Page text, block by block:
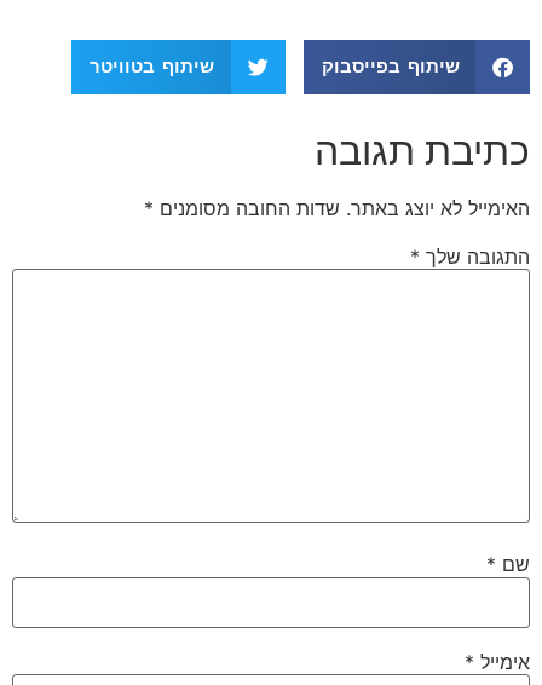
שיתוף בפייסבוק שיתוף בטוויטר
כתיבת תגובה
האימייל לא יוצג באתר. שדות החובה מסומנים *
התגובה שלך *
שם *
אימייל *